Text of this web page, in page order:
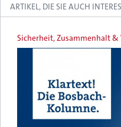
ARTIKEL, DIE SIE AUCH
Sicherheit, Zusammenhalt &